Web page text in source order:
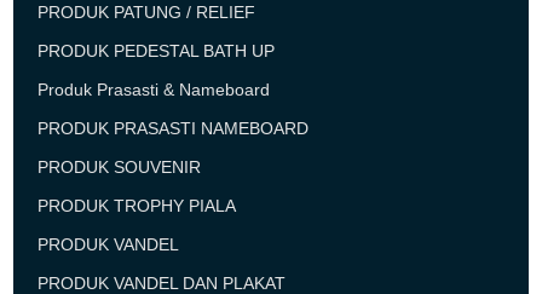
PRODUK PATUNG / RELIEF
PRODUK PEDESTAL BATH UP
Produk Prasasti & Nameboard
PRODUK PRASASTI NAMEBOARD
PRODUK SOUVENIR
PRODUK TROPHY PIALA
PRODUK VANDEL
PRODUK VANDEL DAN PLAKAT